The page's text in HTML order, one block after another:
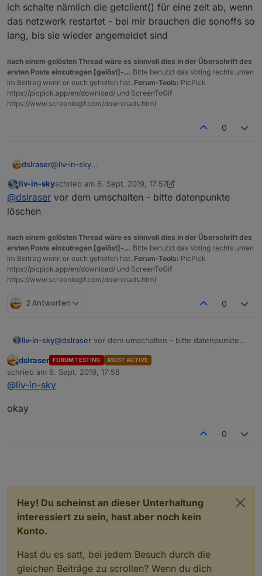
ich schalte nämlich die getclient() für eine zeit ab, wenn
das netzwerk restartet - bei mir brauchen die sonoffs so
lang, bis sie wieder angemeldet sind
nach einem gelösten Thread wäre es sinnvoll dies in der Überschrift des
ersten Posts einzutragen [gelöst]-... Bitte benutzt das Voting rechts unten
im Beitrag wenn er euch geholfen hat. Forum-Tools: PicPick
https://picpick.app/en/download/ und ScreenToGif
https://www.screentogif.com/downloads.html
0
dslraser@liv-in-sky
Offline
liv-in-skyschrieb am 6. Sept. 2019, 17:57
zuletzt editiert von liv-in-sky9. Juni 2019, 19:57
@dslraser vor dem umschalten - bitte datenpunkte
löschen
nach einem gelösten Thread wäre es sinnvoll dies in der Überschrift des
ersten Posts einzutragen [gelöst]-... Bitte benutzt das Voting rechts unten
im Beitrag wenn er euch geholfen hat. Forum-Tools: PicPick
https://picpick.app/en/download/ und ScreenToGif
https://www.screentogif.com/downloads.html
2 Antworten 0
liv-in-sky@dslraser vor dem umschalten - bitte datenpunkte
Offline
dslraser FORUM TESTING MOST ACTIVE
schrieb am 6. Sept. 2019, 17:58
zuletzt editiert von
@liv-in-sky
okay
0
Hey! Du scheinst an dieser Unterhaltung
interessiert zu sein, hast aber noch kein
Konto.
Hast du es satt, bei jedem Besuch durch die
gleichen Beiträge zu scrollen? Wenn du dich